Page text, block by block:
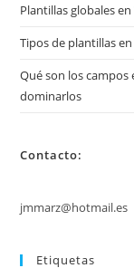
Plantillas globales
Tipos de plantillas
Qué son los
dominarlos
Contacto:
jmmarz@hotmail.es
Etiquetas